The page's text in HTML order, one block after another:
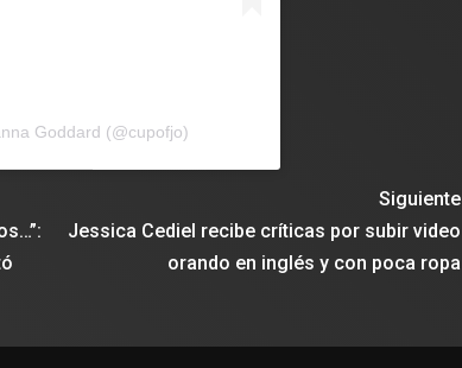
Goddard (@cupofjo)
Siguiente
Jessica Cediel recibe críticas por subir video
orando en inglés y con poca ropa